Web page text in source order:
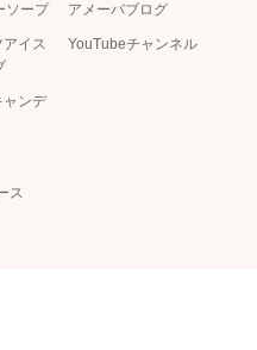
ソープ
イス
ャンデ
ス
アメーバブログ
YouTubeチャンネル